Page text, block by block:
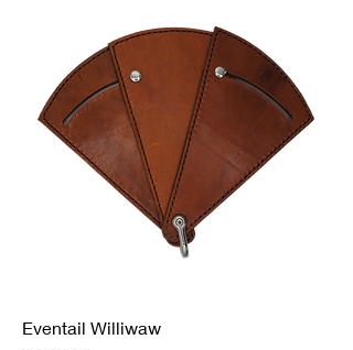
Eventail Williwaw